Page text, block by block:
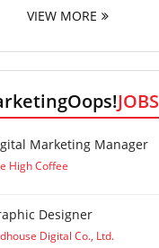
VIEW MORE
JOBS
Marketing Manager
High Coffee
Designer
Digital Co., Ltd.